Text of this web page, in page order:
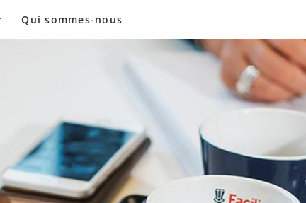
Qui sommes-nous